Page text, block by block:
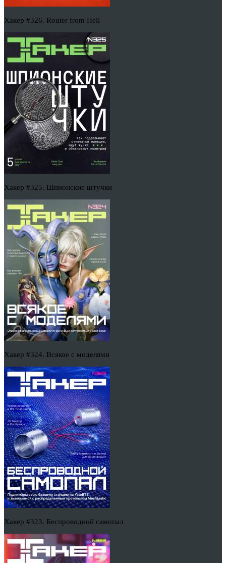
Хакер #326. Router from Hell
Хакер #325. Шпионские штучки
Хакер #324. Всякое с моделями
Хакер #323. Беспроводной самопал